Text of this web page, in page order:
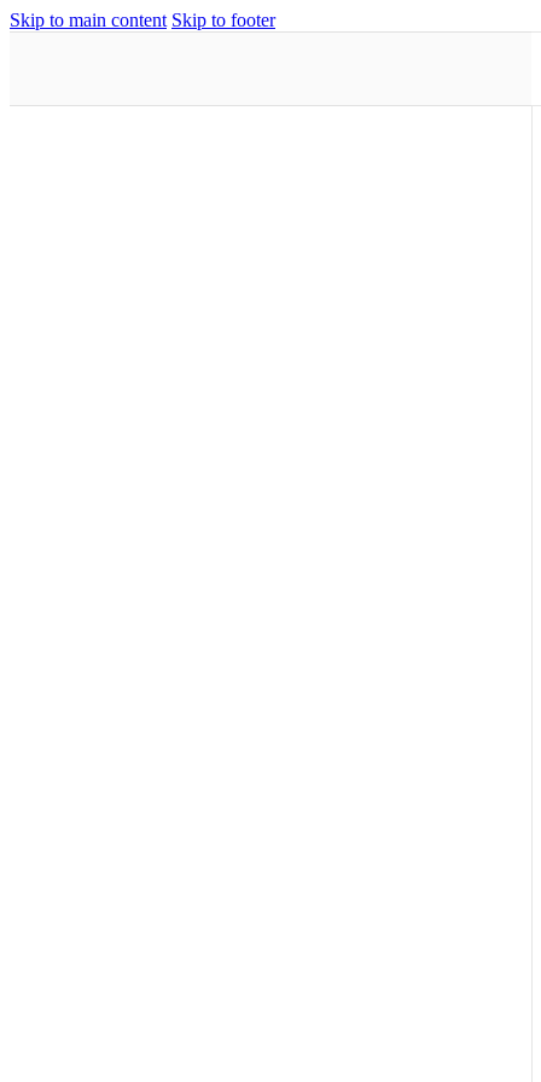
Skip to main content Skip to footer